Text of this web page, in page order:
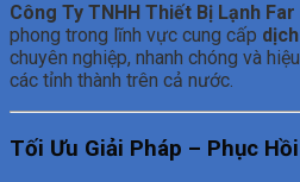
Công Ty TNHH Thiết Bị Lạnh Far
phong trong lĩnh vực cung cấp
chuyên nghiệp, nhanh chóng và
các tỉnh thành trên cả nước.
Tối Ưu Giải Pháp – Phục